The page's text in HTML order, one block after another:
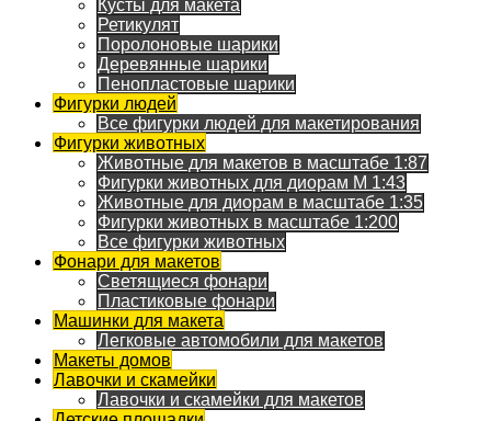
Кусты для макета
Ретикулят
Поролоновые шарики
Деревянные шарики
Пенопластовые шарики
Фигурки людей
Все фигурки людей для макетирования
Фигурки животных
Животные для макетов в масштабе 1:87
Фигурки животных для диорам М 1:43
Животные для диорам в масштабе 1:35
Фигурки животных в масштабе 1:200
Все фигурки животных
Фонари для макетов
Светящиеся фонари
Пластиковые фонари
Машинки для макета
Легковые автомобили для макетов
Макеты домов
Лавочки и скамейки
Лавочки и скамейки для макетов